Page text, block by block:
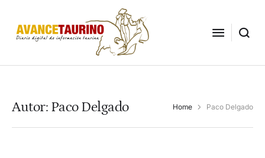
Autor: Paco Delgado Home Paco Delgado